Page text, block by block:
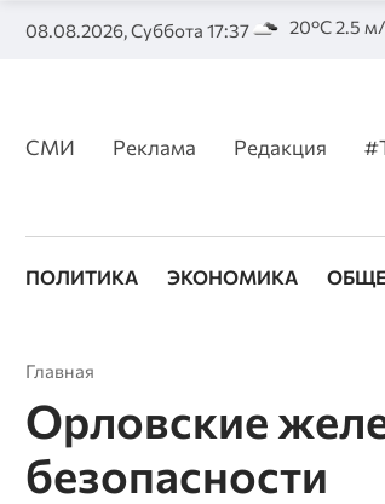
08.08.2026, Суббота 17:37 20°C 2.5
СМИ Реклама Редакция
ПОЛИТИКА ЭКОНОМИКА
Главная
Орловские
безопасности